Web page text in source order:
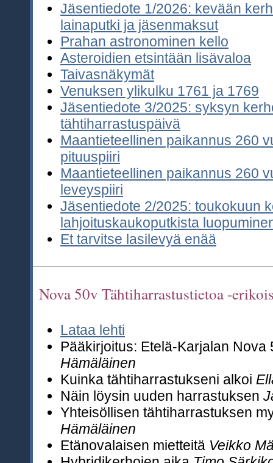
Jäsentiedote 1/2026: kevään
lainaputki ja jäsenmaksut
Prahan astronominen kello
Asteroidien etsintään lisävaloa
Taivasnäkymät
Venuksen ylikulku 1761 ja 1769
Jäsentiedote 3/2025: syksyn
tähtiharrastuspäivä
Maantieteellinen paikannus 260
pituuspiiri
Maantieteellinen paikannus 260
leveyspiiri
Jäsentiedote 2/2025: toukokuun
lahjoituskaukoputkista
Et tarvitse lasilevyä enää
Nova 50v Tähtiharrastustietoa -
Lataa lehti
Pääkirjoitus: Etelä-Karjalan
Hämäläinen
Kuinka tähtiharrastukseni alkoi
Näin löysin uuden harrastuksen
Yhteisöllisen tähtiharrastuksen
Hämäläinen
Etänovalaisen mietteitä Veikko